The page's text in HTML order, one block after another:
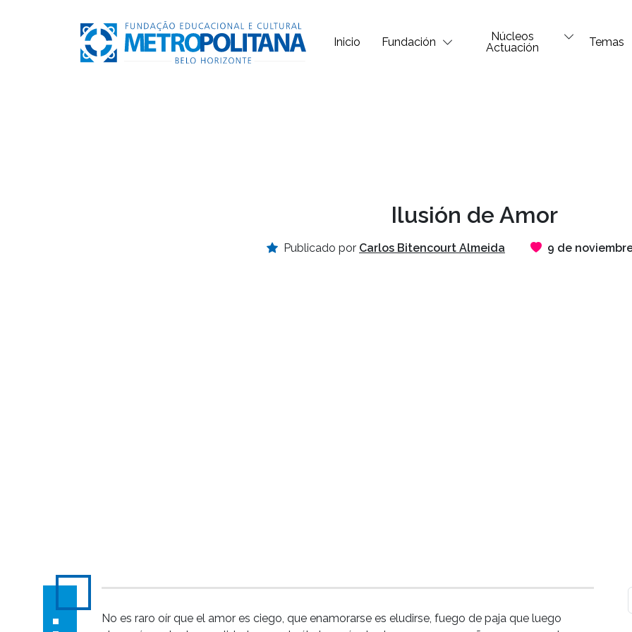
Inicio Fundación
Núcleos
Actuación
Temas
Ilusión de Amor
Publicado por Carlos Bitencourt Almeida 9 de
No es raro oír que el amor es ciego, que enamorarse es eludirse, fuego de paja que luego